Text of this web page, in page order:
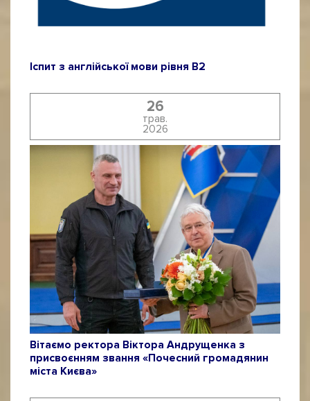
Іспит з англійської мови рівня B2
26
трав.
2026
Вітаємо ректора Віктора Андрущенка з
присвоєнням звання «Почесний громадянин
міста Києва»